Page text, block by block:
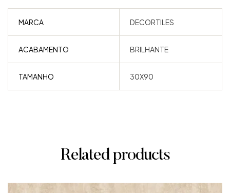
MARCA DECORTILES
ACABAMENTO BRILHANTE
TAMANHO 30X90
Related products